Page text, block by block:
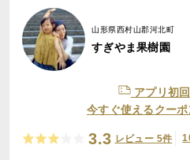
山形県西村山郡河北町
すぎやま果樹園
アプリ初
今すぐ使えるクー
3.3 レビュー 5件